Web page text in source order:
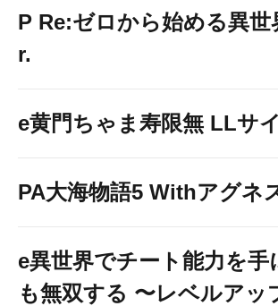
P Re:ゼロから始める異
r.
e黄門ちゃま寿限無 LLサ
PA大海物語5 Withアグネ
e異世界でチート能力を
も無双する 〜レベルアッ